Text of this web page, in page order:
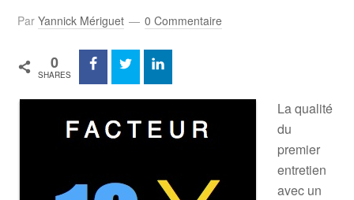
ParYannick Mériguet 0 Commentaire
0
SHARES
La qualité
du
premier
entretien
avec un